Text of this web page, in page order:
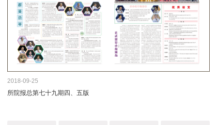
2018-09-25
所院报总第七十九期四、五版